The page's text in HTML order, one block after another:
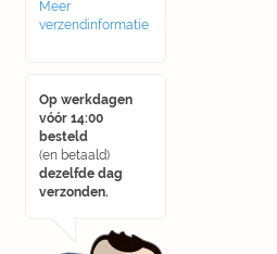
Meer
verzendinformatie
Op werkdagen
vóór 14:00
besteld
(en betaald)
dezelfde dag
verzonden.